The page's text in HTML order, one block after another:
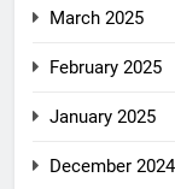
March 2025
February 2025
January 2025
December 2024